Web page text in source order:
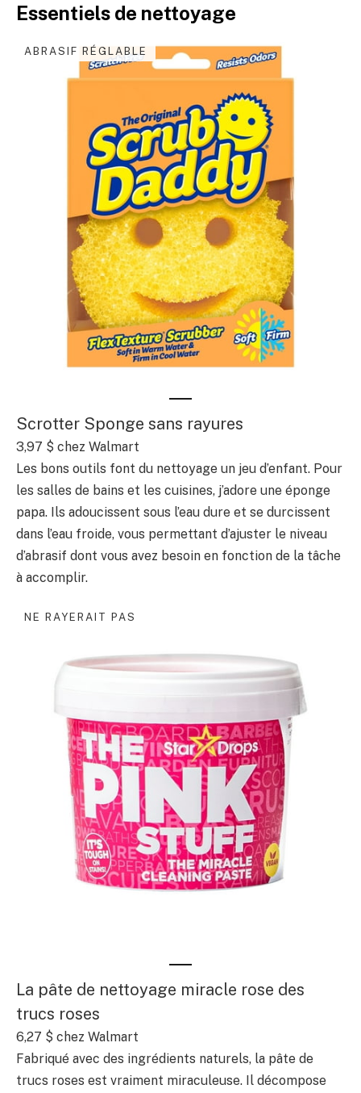
Essentiels de nettoyage
ABRASIF RÉGLABLE
Scrotter Sponge sans rayures
3,97 $ chez Walmart
Les bons outils font du nettoyage un jeu d’enfant. Pour
les salles de bains et les cuisines, j’adore une éponge
papa. Ils adoucissent sous l’eau dure et se durcissent
dans l’eau froide, vous permettant d’ajuster le niveau
d’abrasif dont vous avez besoin en fonction de la tâche
à accomplir.
NE RAYERAIT PAS
La pâte de nettoyage miracle rose des
trucs roses
6,27 $ chez Walmart
Fabriqué avec des ingrédients naturels, la pâte de
trucs roses est vraiment miraculeuse. Il décompose